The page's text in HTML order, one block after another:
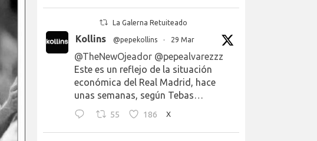
La Galerna Retuiteado
Kollins @pepekollins · 29 Mar
@TheNewOjeador @pepealvarezzz
Este es un reflejo de la situación
económica del Real Madrid, hace
unas semanas, según Tebas…
55 186 X